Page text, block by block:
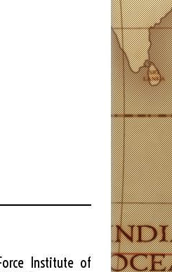
Institute of